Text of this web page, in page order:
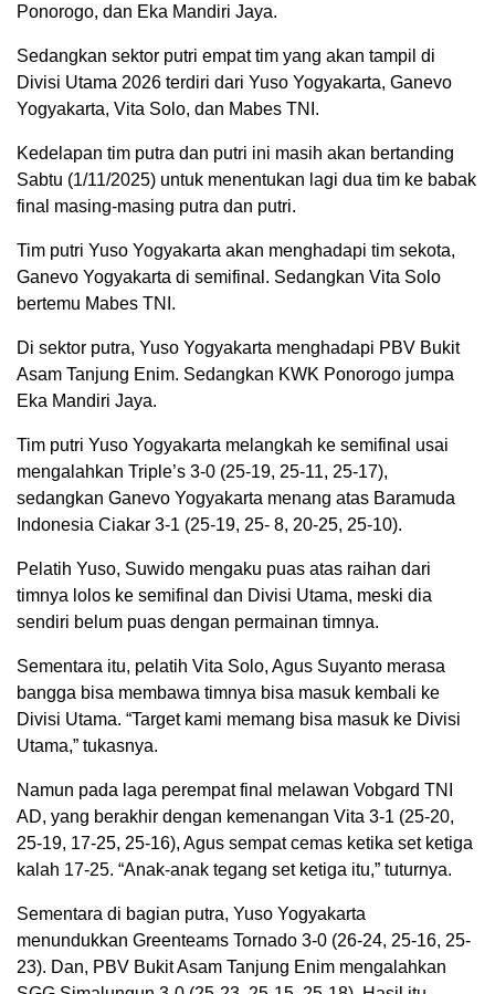
Ponorogo, dan Eka Mandiri Jaya.
Sedangkan sektor putri empat tim yang akan tampil di
Divisi Utama 2026 terdiri dari Yuso Yogyakarta, Ganevo
Yogyakarta, Vita Solo, dan Mabes TNI.
Kedelapan tim putra dan putri ini masih akan bertanding
Sabtu (1/11/2025) untuk menentukan lagi dua tim ke babak
final masing-masing putra dan putri.
Tim putri Yuso Yogyakarta akan menghadapi tim sekota,
Ganevo Yogyakarta di semifinal. Sedangkan Vita Solo
bertemu Mabes TNI.
Di sektor putra, Yuso Yogyakarta menghadapi PBV Bukit
Asam Tanjung Enim. Sedangkan KWK Ponorogo jumpa
Eka Mandiri Jaya.
Tim putri Yuso Yogyakarta melangkah ke semifinal usai
mengalahkan Triple’s 3-0 (25-19, 25-11, 25-17),
sedangkan Ganevo Yogyakarta menang atas Baramuda
Indonesia Ciakar 3-1 (25-19, 25- 8, 20-25, 25-10).
Pelatih Yuso, Suwido mengaku puas atas raihan dari
timnya lolos ke semifinal dan Divisi Utama, meski dia
sendiri belum puas dengan permainan timnya.
Sementara itu, pelatih Vita Solo, Agus Suyanto merasa
bangga bisa membawa timnya bisa masuk kembali ke
Divisi Utama. “Target kami memang bisa masuk ke Divisi
Utama,” tukasnya.
Namun pada laga perempat final melawan Vobgard TNI
AD, yang berakhir dengan kemenangan Vita 3-1 (25-20,
25-19, 17-25, 25-16), Agus sempat cemas ketika set ketiga
kalah 17-25. “Anak-anak tegang set ketiga itu,” tuturnya.
Sementara di bagian putra, Yuso Yogyakarta
menundukkan Greenteams Tornado 3-0 (26-24, 25-16, 25-
23). Dan, PBV Bukit Asam Tanjung Enim mengalahkan